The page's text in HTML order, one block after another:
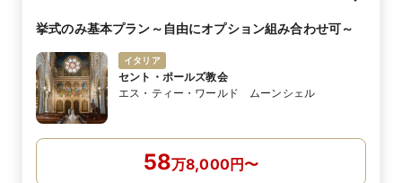
挙式のみ基本プラン～自由にオプション組み合わせ可～
イタリア
セント・ポールズ教会
エス・ティー・ワールド ムーンシェル
58万8,000円〜